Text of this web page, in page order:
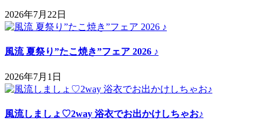
2026年7月22日
風流 夏祭り”たこ焼き”フェア 2026 ♪
2026年7月1日
風流しましょ♡2way 浴衣でお出かけしちゃお♪